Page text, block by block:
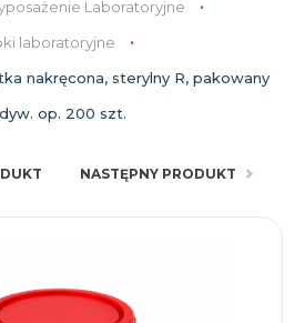
Laboratoryjne
laboratoryjne
nakręcona, sterylny R, pakowany
op. 200 szt.
NASTĘPNY PRODUKT